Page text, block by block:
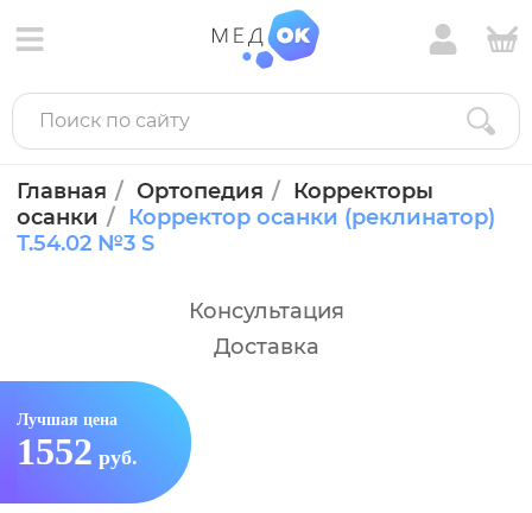
Главная Ортопедия
Корректоры
осанки
Корректор осанки (реклинатор)
Т.54.02 №3 S
Лучшая цена
1552 руб.
Консультация
Доставка